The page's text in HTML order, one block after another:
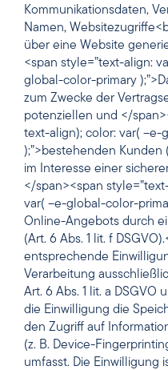
Kommunikationsdaten,
Namen,
über eine Website
<span style=”text-align:
global-color-primary
zum Zwecke der
potenziellen und </
text-align); color: var(
);”>bestehenden Kunden
im Interesse einer
</span><span
var( –e-global-color-
Online-Angebots durch
(Art. 6 Abs. 1 lit. f
entsprechende
Verarbeitung
Art. 6 Abs. 1 lit. a DSGVO
die Einwilligung die
den Zugriff auf
(z. B. Device-
umfasst. Die Einwilligung